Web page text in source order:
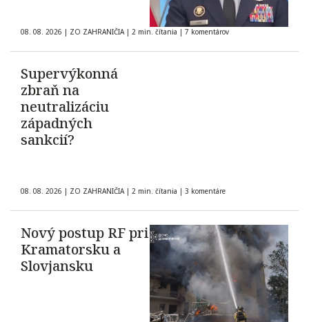
08. 08. 2026 | ZO ZAHRANIČIA | 2 min. čítania | 7 komentárov
Supervýkonná
zbraň na
neutralizáciu
západných
sankcií?
08. 08. 2026 | ZO ZAHRANIČIA | 2 min. čítania | 3 komentáre
Nový postup RF pri
Kramatorsku a
Slovjansku